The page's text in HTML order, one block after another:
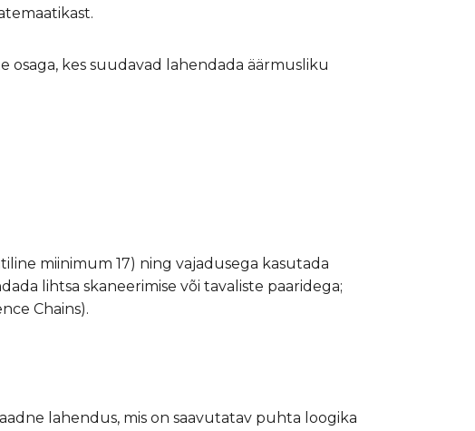
osaga, kes suudavad lahendada äärmusliku
miinimum 17) ning vajadusega kasutada
lihtsa skaneerimise või tavaliste paaridega;
Chains).
lahendus, mis on saavutatav puhta loogika